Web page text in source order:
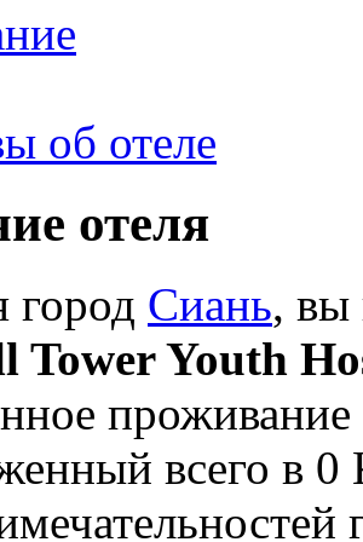
об отеле
отеля
город Сиань, вы
Tower Youth
всего в